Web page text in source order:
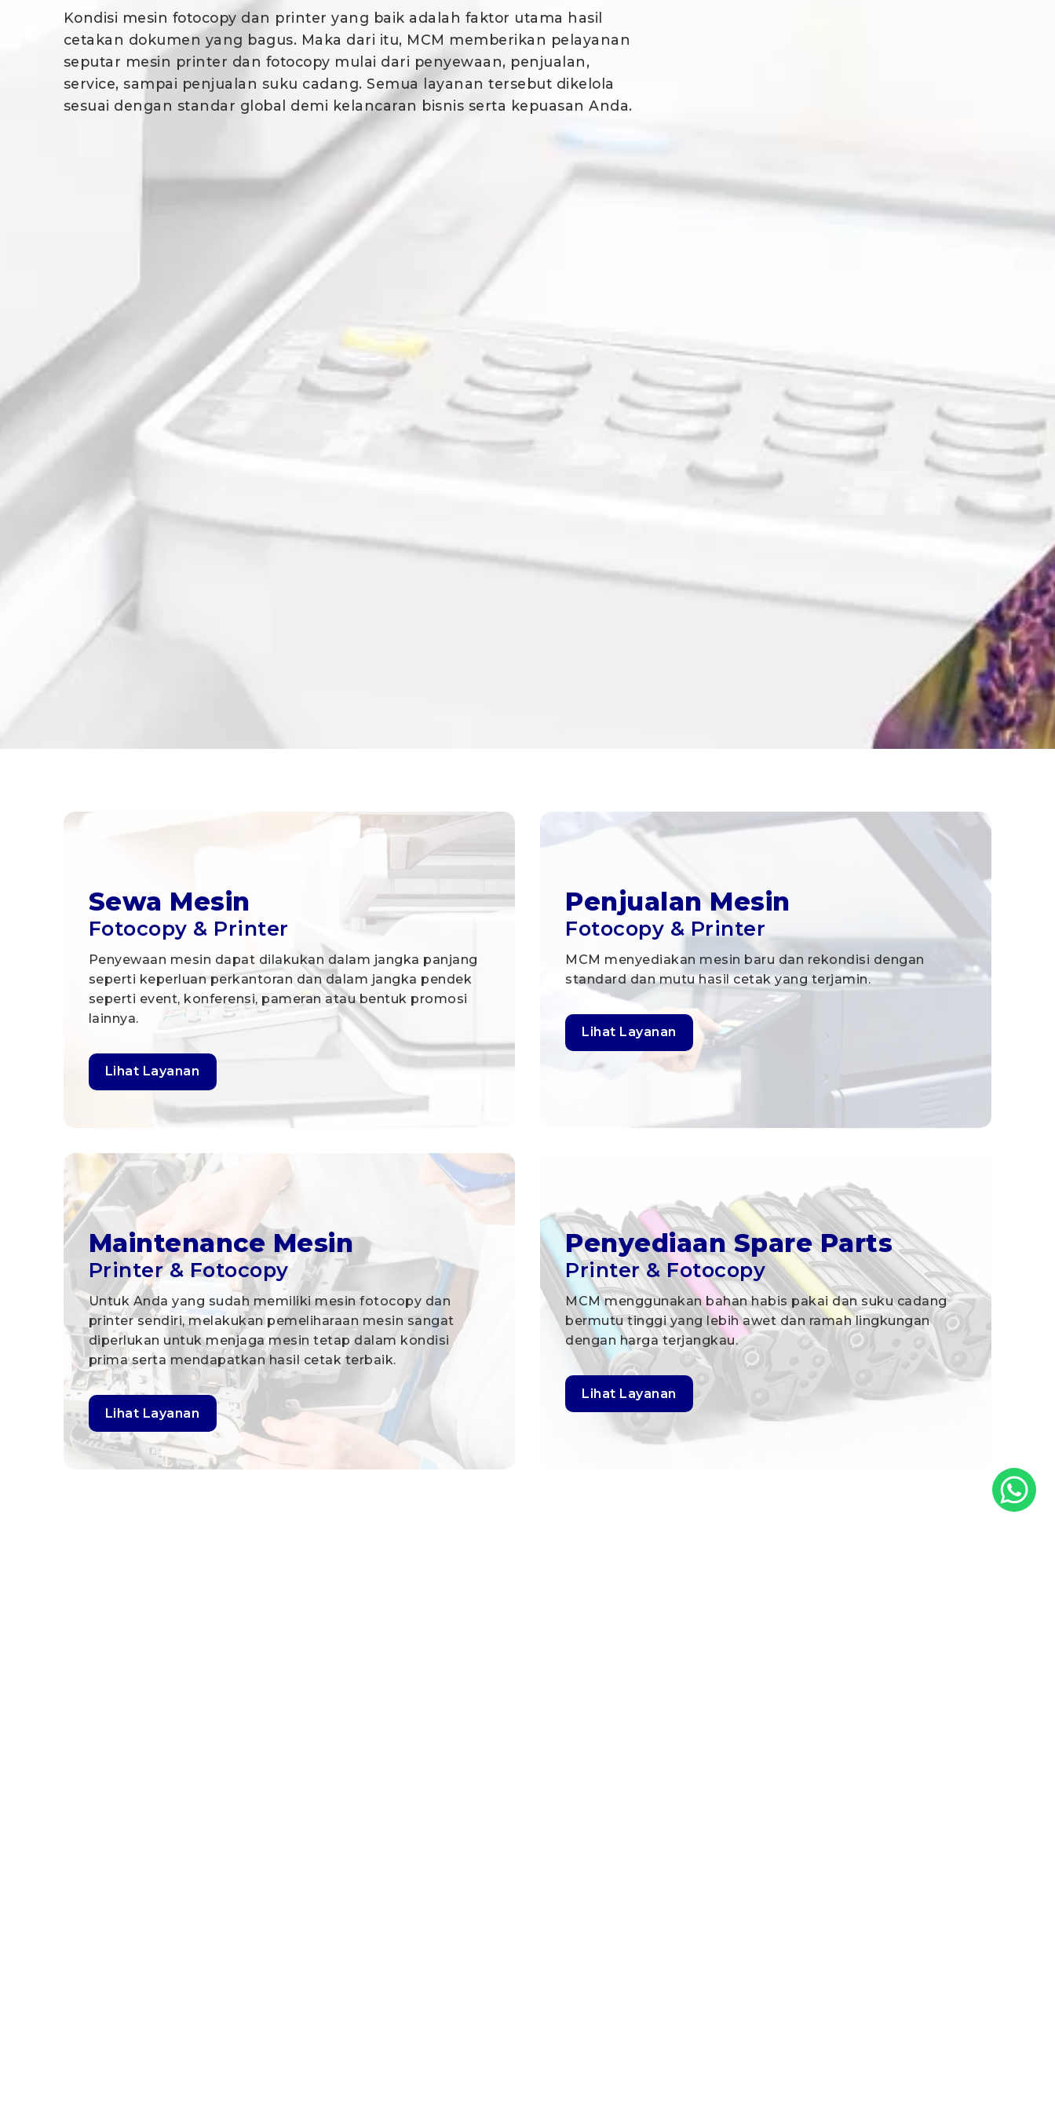
Kondisi mesin fotocopy dan printer yang baik adalah faktor utama hasil
cetakan dokumen yang bagus. Maka dari itu, MCM memberikan pelayanan
seputar mesin printer dan fotocopy mulai dari penyewaan, penjualan,
service, sampai penjualan suku cadang. Semua layanan tersebut dikelola
sesuai dengan standar global demi kelancaran bisnis serta kepuasan Anda.
Sewa Mesin
Fotocopy & Printer
Penyewaan mesin dapat dilakukan dalam jangka panjang
seperti keperluan perkantoran dan dalam jangka pendek
seperti event, konferensi, pameran atau bentuk promosi
lainnya.
Lihat Layanan
Penjualan Mesin
Fotocopy & Printer
MCM menyediakan mesin baru dan rekondisi dengan
standard dan mutu hasil cetak yang terjamin.
Lihat Layanan
Maintenance Mesin
Printer & Fotocopy
Untuk Anda yang sudah memiliki mesin fotocopy dan
printer sendiri, melakukan pemeliharaan mesin sangat
diperlukan untuk menjaga mesin tetap dalam kondisi
prima serta mendapatkan hasil cetak terbaik.
Lihat Layanan
Penyediaan Spare Parts
Printer & Fotocopy
MCM menggunakan bahan habis pakai dan suku cadang
bermutu tinggi yang lebih awet dan ramah lingkungan
dengan harga terjangkau.
Lihat Layanan